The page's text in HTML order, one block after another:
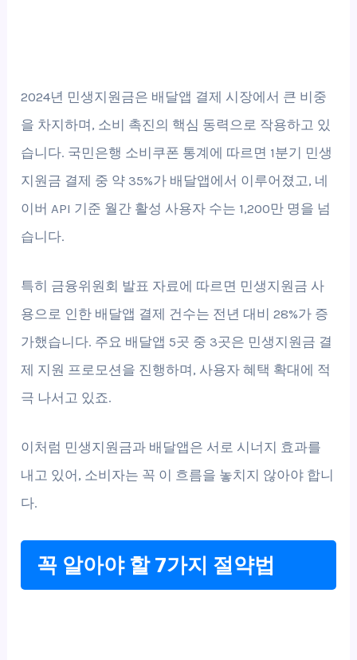
2024년 민생지원금은 배달앱 결제 시장에서 큰 비중
을 차지하며, 소비 촉진의 핵심 동력으로 작용하고 있
습니다. 국민은행 소비쿠폰 통계에 따르면 1분기 민생
지원금 결제 중 약 35%가 배달앱에서 이루어졌고, 네
이버 API 기준 월간 활성 사용자 수는 1,200만 명을 넘
습니다.
특히 금융위원회 발표 자료에 따르면 민생지원금 사
용으로 인한 배달앱 결제 건수는 전년 대비 28%가 증
가했습니다. 주요 배달앱 5곳 중 3곳은 민생지원금 결
제 지원 프로모션을 진행하며, 사용자 혜택 확대에 적
극 나서고 있죠.
이처럼 민생지원금과 배달앱은 서로 시너지 효과를
내고 있어, 소비자는 꼭 이 흐름을 놓치지 않아야 합니
다.
꼭 알아야 할 7가지 절약법